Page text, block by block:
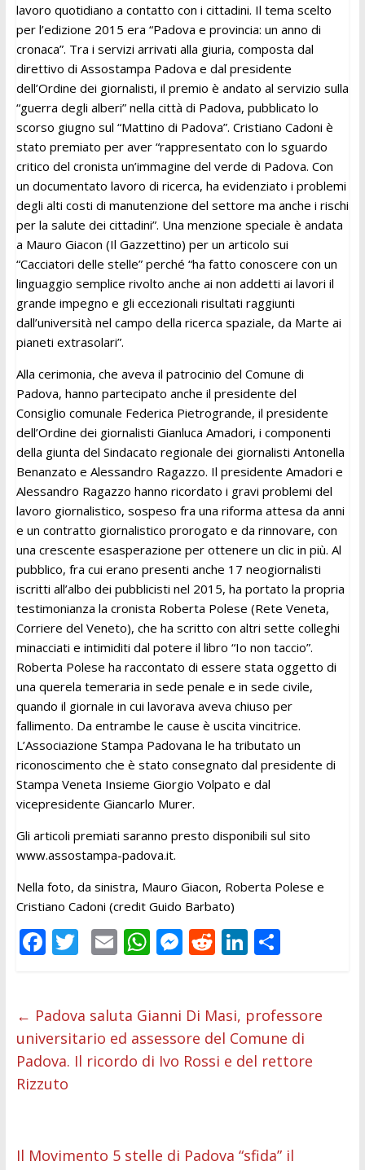
lavoro quotidiano a contatto con i cittadini. Il tema scelto
per l’edizione 2015 era “Padova e provincia: un anno di
cronaca”. Tra i servizi arrivati alla giuria, composta dal
direttivo di Assostampa Padova e dal presidente
dell’Ordine dei giornalisti, il premio è andato al servizio sulla
“guerra degli alberi” nella città di Padova, pubblicato lo
scorso giugno sul “Mattino di Padova”. Cristiano Cadoni è
stato premiato per aver “rappresentato con lo sguardo
critico del cronista un’immagine del verde di Padova. Con
un documentato lavoro di ricerca, ha evidenziato i problemi
degli alti costi di manutenzione del settore ma anche i rischi
per la salute dei cittadini”. Una menzione speciale è andata
a Mauro Giacon (Il Gazzettino) per un articolo sui
“Cacciatori delle stelle” perché “ha fatto conoscere con un
linguaggio semplice rivolto anche ai non addetti ai lavori il
grande impegno e gli eccezionali risultati raggiunti
dall’università nel campo della ricerca spaziale, da Marte ai
pianeti extrasolari”.
Alla cerimonia, che aveva il patrocinio del Comune di
Padova, hanno partecipato anche il presidente del
Consiglio comunale Federica Pietrogrande, il presidente
dell’Ordine dei giornalisti Gianluca Amadori, i componenti
della giunta del Sindacato regionale dei giornalisti Antonella
Benanzato e Alessandro Ragazzo. Il presidente Amadori e
Alessandro Ragazzo hanno ricordato i gravi problemi del
lavoro giornalistico, sospeso fra una riforma attesa da anni
e un contratto giornalistico prorogato e da rinnovare, con
una crescente esasperazione per ottenere un clic in più. Al
pubblico, fra cui erano presenti anche 17 neogiornalisti
iscritti all’albo dei pubblicisti nel 2015, ha portato la propria
testimonianza la cronista Roberta Polese (Rete Veneta,
Corriere del Veneto), che ha scritto con altri sette colleghi
minacciati e intimiditi dal potere il libro “Io non taccio”.
Roberta Polese ha raccontato di essere stata oggetto di
una querela temeraria in sede penale e in sede civile,
quando il giornale in cui lavorava aveva chiuso per
fallimento. Da entrambe le cause è uscita vincitrice.
L’Associazione Stampa Padovana le ha tributato un
riconoscimento che è stato consegnato dal presidente di
Stampa Veneta Insieme Giorgio Volpato e dal
vicepresidente Giancarlo Murer.
Gli articoli premiati saranno presto disponibili sul sito
www.assostampa-padova.it.
Nella foto, da sinistra, Mauro Giacon, Roberta Polese e
Cristiano Cadoni (credit Guido Barbato)
F
b
o
o
k
T
er
E
l
W
s
A
p
M
e
n
g
R
di
t
Li
e
dI
n
C
di
vi
di
← Padova saluta Gianni Di Masi, professore
universitario ed assessore del Comune di
Padova. Il ricordo di Ivo Rossi e del rettore
Rizzuto
Il Movimento 5 stelle di Padova “sfida” il